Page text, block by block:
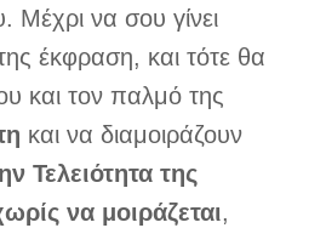
να σου γίνει
έκφραση, και τότε θα
και τον παλμό της
και να διαμοιράζουν
Τελειότητα της
να μοιράζεται,